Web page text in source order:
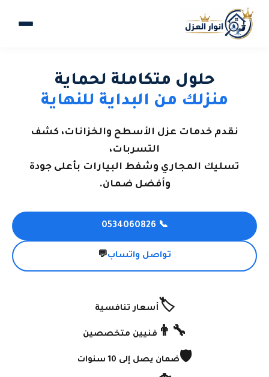
حلول متكاملة لحماية
منزلك من البداية للنهاية
نقدم خدمات عزل الأسطح والخزانات، كشف
التسربات،
تسليك المجاري وشفط البيارات بأعلى جودة
وأفضل ضمان.
📞 0534060826
تواصل واتساب💬
🏷️أسعار تنافسية
👨‍🔧 فنيين متخصصين
🛡️ضمان يصل إلى 10 سنوات